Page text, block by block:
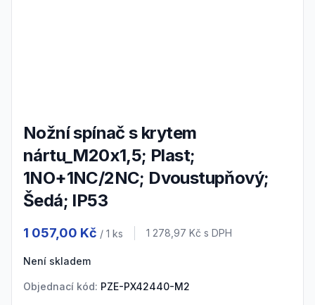
Nožní spínač s krytem
nártu_M20x1,5; Plast;
1NO+1NC/2NC; Dvoustupňový;
Šedá; IP53
1 057,00 Kč / 1 ks Cena s DPH
1 278,97 Kč s DPH
Není skladem
Objednací kód: PZE-PX42440-M2